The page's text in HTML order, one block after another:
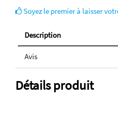
Soyez le premier à laisser
Description
Avis
Détails produit